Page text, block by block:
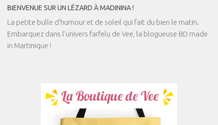
BIENVENUE SUR UN LÉZARD À MADININA !
La petite bulle d’humour et de soleil qui fait du bien le matin.
Embarquez dans l'univers farfelu de Vee, la blogueuse BD made
in Martinique !